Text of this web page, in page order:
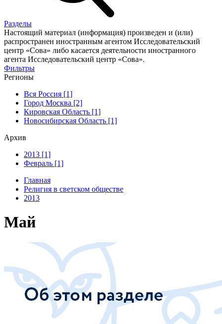
Разделы
Настоящий материал (информация) произведен и (или)
распространен иностранным агентом Исследовательский
центр «Сова» либо касается деятельности иностранного
агента Исследовательский центр «Сова».
Фильтры
Регионы
Вся Россия [1]
Город Москва [2]
Кировская Область [1]
Новосибирская Область [1]
Архив
2013 [1]
Февраль [1]
Главная
Религия в светском обществе
2013
Май